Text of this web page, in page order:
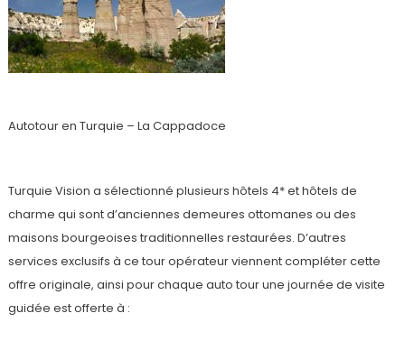
Autotour en Turquie – La Cappadoce
Turquie Vision a sélectionné plusieurs hôtels 4* et hôtels de
charme qui sont d’anciennes demeures ottomanes ou des
maisons bourgeoises traditionnelles restaurées. D’autres
services exclusifs à ce tour opérateur viennent compléter cette
offre originale, ainsi pour chaque auto tour une journée de visite
guidée est offerte à :